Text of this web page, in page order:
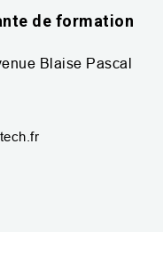
de formation
Blaise Pascal